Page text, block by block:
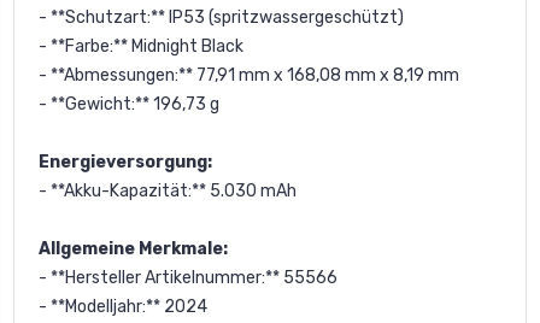
- **Schutzart:** IP53 (spritzwassergeschützt)
- **Farbe:** Midnight Black
- **Abmessungen:** 77,91 mm x 168,08 mm x 8,19 mm
- **Gewicht:** 196,73 g
Energieversorgung:
- **Akku-Kapazität:** 5.030 mAh
Allgemeine Merkmale:
- **Hersteller Artikelnummer:** 55566
- **Modelljahr:** 2024